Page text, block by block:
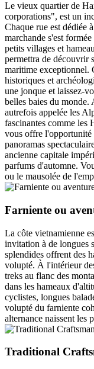
Le vieux quartier de
corporations", est un
Chaque rue est dédiée
marchande s'est
petits villages et
permettra de découvrir
maritime exceptionnel.
historiques et
une jonque et laissez-
belles baies du monde.
autrefois appelée les
fascinantes comme les
vous offre l'opportunité
panoramas
ancienne capitale
parfums d'automne.
ou le mausolée de
Farniente ou
La côte vietnamienne
invitation à de longues
splendides offrent des
volupté. À l'intérieur
treks au flanc des
dans les hameaux
cyclistes, longues
volupté du farniente
alternance naissent les
Traditional